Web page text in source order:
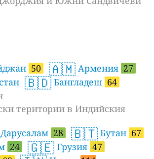
50 🇦🇲 Армения 27
🇧🇩 Бангладеш 64
територии в Индийския
28 🇧🇹 Бутан 67
24 🇬🇪 Грузия 47